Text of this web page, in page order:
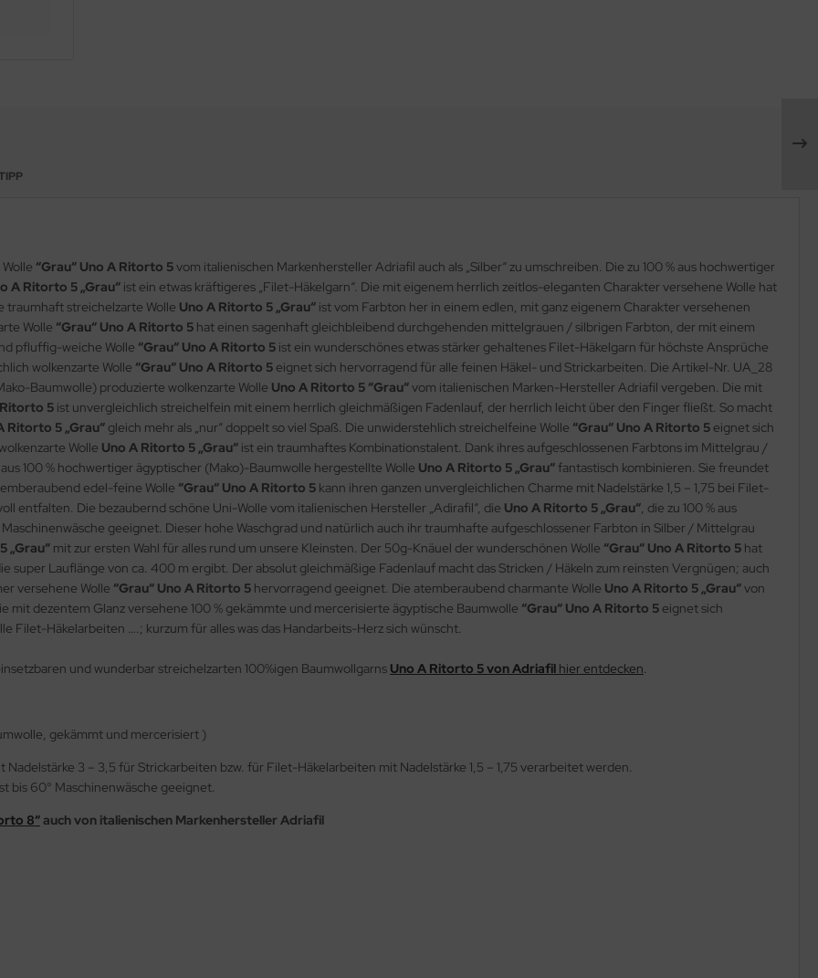
“Grau“ Uno A Ritorto 5vom italienischen Markenhersteller Adriafil auch als „Silber“ zu umschreiben. Die zu 100 % aus hochwertiger
A Ritorto 5 „Grau“ ist ein etwas kräftigeres „Filet-Häkelgarn“. Die mit eigenem herrlich zeitlos-eleganten Charakter versehene Wolle hat
traumhaft streichelzarte Wolle Uno A Ritorto 5 „Grau“ ist vom Farbton her in einem edlen, mit ganz eigenem Charakter versehenen
Wolle “Grau“ Uno A Ritorto 5 hat einen sagenhaft gleichbleibend durchgehenden mittelgrauen / silbrigen Farbton, der mit einem
pfluffig-weiche Wolle “Grau“ Uno A Ritorto 5 ist ein wunderschönes etwas stärker gehaltenes Filet-Häkelgarn für höchste Ansprüche
wolkenzarte Wolle “Grau“ Uno A Ritorto 5 eignet sich hervorragend für alle feinen Häkel- und Strickarbeiten. Die Artikel-Nr. UA_28
Baumwolle) produzierte wolkenzarte Wolle Uno A Ritorto 5 “Grau“vom italienischen Marken-Hersteller Adriafil vergeben. Die mit
Ritorto 5 ist unvergleichlich streichelfein mit einem herrlich gleichmäßigen Fadenlauf, der herrlich leicht über den Finger fließt. So macht
Ritorto 5 „Grau“ gleich mehr als „nur“ doppelt so viel Spaß. Die unwiderstehlich streichelfeine Wolle “Grau“ Uno A Ritorto 5 eignet sich
Wolle Uno A Ritorto 5 „Grau“ ist ein traumhaftes Kombinationstalent. Dank ihres aufgeschlossenen Farbtons im Mittelgrau /
100 % hochwertiger ägyptischer (Mako)-Baumwolle hergestellte Wolle Uno A Ritorto 5 „Grau“fantastisch kombinieren. Sie freundet
edel-feine Wolle “Grau“ Uno A Ritorto 5 kann ihren ganzen unvergleichlichen Charme mit Nadelstärke 1,5 – 1,75 bei Filet-
entfalten. Die bezaubernd schöne Uni-Wolle vom italienischen Hersteller „Adirafil“, die Uno A Ritorto 5 „Grau“ , die zu 100 % aus
geeignet. Dieser hohe Waschgrad und natürlich auch ihr traumhafte aufgeschlossener Farbton in Silber / Mittelgrau
„Grau“ mit zur ersten Wahl für alles rund um unsere Kleinsten. Der 50g-Knäuel der wunderschönen Wolle “Grau“ Uno A Ritorto 5 hat
super Lauflänge von ca. 400 m ergibt. Der absolut gleichmäßige Fadenlauf macht das Stricken / Häkeln zum reinsten Vergnügen; auch
versehene Wolle “Grau“ Uno A Ritorto 5 hervorragend geeignet. Die atemberaubend charmante Wolle Uno A Ritorto 5 „Grau“von
mit dezentem Glanz versehene 100 % gekämmte und mercerisierte ägyptische Baumwolle “Grau“ Uno A Ritorto 5 eignet sich
Filet-Häkelarbeiten ….; kurzum für alles was das Handarbeits-Herz sich wünscht.
und wunderbar streichelzarten 100%igen Baumwollgarns Uno A Ritorto 5 von Adriafil hier entdecken
gekämmt und mercerisiert )
3 – 3,5 für Strickarbeiten bzw. für Filet-Häkelarbeiten mit Nadelstärke 1,5 – 1,75 verarbeitet werden.
bis 60° Maschinenwäsche geeignet.
8“auch von italienischen Markenhersteller Adriafil